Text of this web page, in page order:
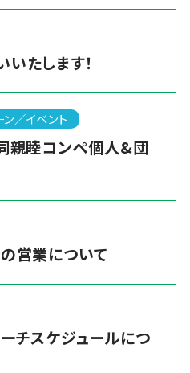
たします！
ン／イベント
親睦コンペ個人&団
の営業について
チスケジュールにつ